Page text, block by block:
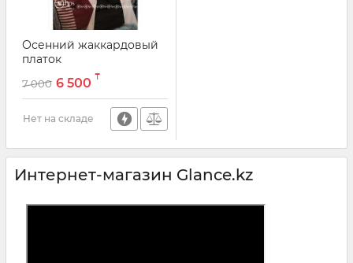
Осенний жаккардовый
платок
Артикул: 8054
7 000 6 500 ₸
Нет на складе
Интернет-магазин Glance.kz